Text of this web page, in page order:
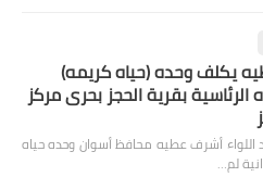
يكلف وحده (حياه كريمه)
الرئاسية بقرية الحجز بحرى مركز
أشرف عطيه محافظ أسوان وحده حياه
لم…